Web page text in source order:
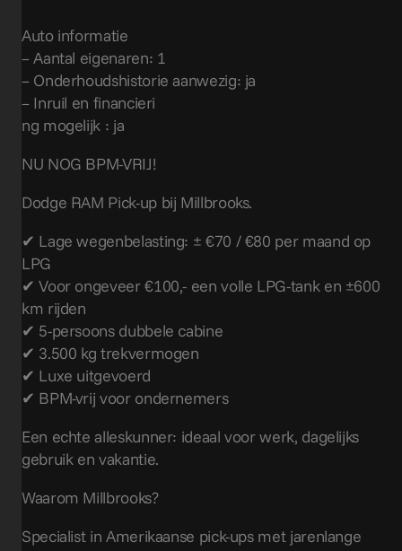
Auto informatie
– Aantal eigenaren: 1
– Onderhoudshistorie aanwezig: ja
– Inruil en financieri
ng mogelijk : ja
NU NOG BPM-VRIJ!
Dodge RAM Pick-up bij Millbrooks.
✔ Lage wegenbelasting: ± €70 / €80 per maand op
LPG
✔ Voor ongeveer €100,- een volle LPG-tank en ±600
km rijden
✔ 5-persoons dubbele cabine
✔ 3.500 kg trekvermogen
✔ Luxe uitgevoerd
✔ BPM-vrij voor ondernemers
Een echte alleskunner: ideaal voor werk, dagelijks
gebruik en vakantie.
Waarom Millbrooks?
Specialist in Amerikaanse pick-ups met jarenlange